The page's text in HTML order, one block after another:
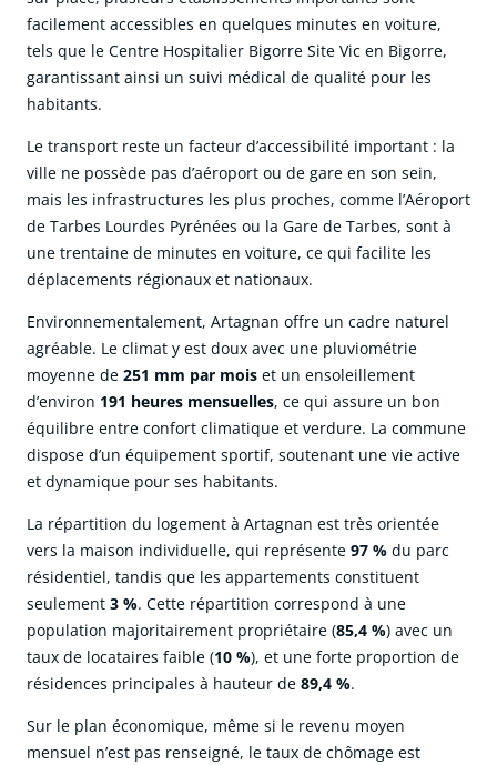
facilement accessibles en quelques minutes en voiture,
tels que le Centre Hospitalier Bigorre Site Vic en Bigorre,
garantissant ainsi un suivi médical de qualité pour les
habitants.
Le transport reste un facteur d’accessibilité important : la
ville ne possède pas d’aéroport ou de gare en son sein,
mais les infrastructures les plus proches, comme l’Aéroport
de Tarbes Lourdes Pyrénées ou la Gare de Tarbes, sont à
une trentaine de minutes en voiture, ce qui facilite les
déplacements régionaux et nationaux.
Environnementalement, Artagnan offre un cadre naturel
agréable. Le climat y est doux avec une pluviométrie
moyenne de 251 mm par mois et un ensoleillement
d’environ 191 heures mensuelles, ce qui assure un bon
équilibre entre confort climatique et verdure. La commune
dispose d’un équipement sportif, soutenant une vie active
et dynamique pour ses habitants.
La répartition du logement à Artagnan est très orientée
vers la maison individuelle, qui représente 97 % du parc
résidentiel, tandis que les appartements constituent
seulement 3 %. Cette répartition correspond à une
population majoritairement propriétaire (85,4 %) avec un
taux de locataires faible (10 %), et une forte proportion de
résidences principales à hauteur de 89,4 %.
Sur le plan économique, même si le revenu moyen
mensuel n’est pas renseigné, le taux de chômage est